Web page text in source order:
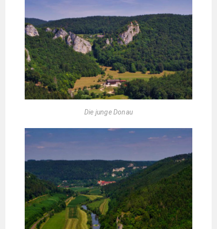
Die junge Donau